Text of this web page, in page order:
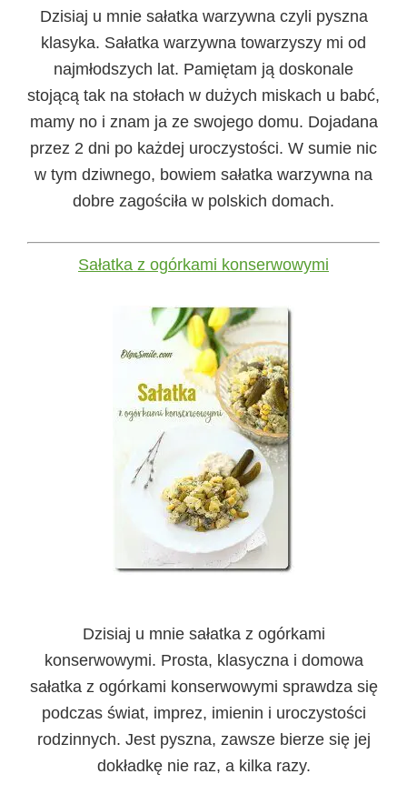
Dzisiaj u mnie sałatka warzywna czyli pyszna
klasyka. Sałatka warzywna towarzyszy mi od
najmłodszych lat. Pamiętam ją doskonale
stojącą tak na stołach w dużych miskach u babć,
mamy no i znam ja ze swojego domu. Dojadana
przez 2 dni po każdej uroczystości. W sumie nic
w tym dziwnego, bowiem sałatka warzywna na
dobre zagościła w polskich domach.
Sałatka z ogórkami konserwowymi
Dzisiaj u mnie sałatka z ogórkami
konserwowymi. Prosta, klasyczna i domowa
sałatka z ogórkami konserwowymi sprawdza się
podczas świat, imprez, imienin i uroczystości
rodzinnych. Jest pyszna, zawsze bierze się jej
dokładkę nie raz, a kilka razy.